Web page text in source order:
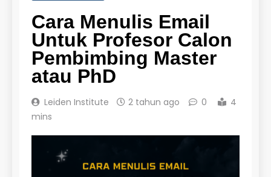
Cara Menulis Email
Untuk Profesor Calon
Pembimbing Master
atau PhD
Leiden Institute 2 tahun ago 0
4
mins